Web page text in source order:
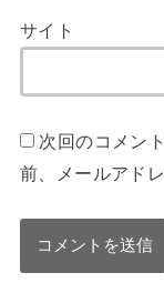
サイト
次回のコメン
前、メールアド